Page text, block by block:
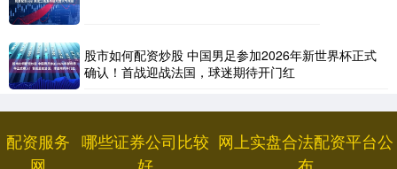
股市如何配资炒股 中国男足参加2026年新世界杯正式
确认！首战迎战法国，球迷期待开门红
配资服务 哪些证券公司比较 网上实盘合法配资平台公